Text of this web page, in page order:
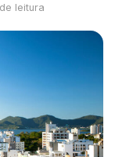
leitura